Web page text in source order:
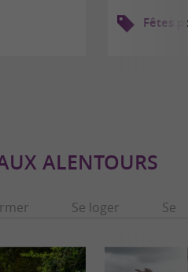
Fêtes
ALENTOURS
Se loger Se